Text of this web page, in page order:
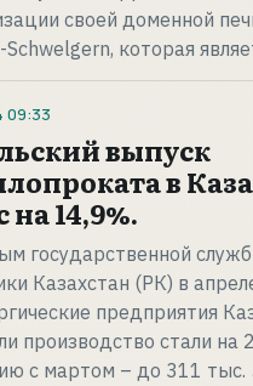
своей доменной
которая
09:33
выпуск
в
14,9%.
государственной
Казахстан (РК) в
предприятия
производство стали на
с мартом – до 311 тыс.